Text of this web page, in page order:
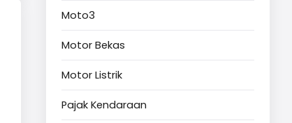
Moto3
Motor Bekas
Motor Listrik
Pajak Kendaraan